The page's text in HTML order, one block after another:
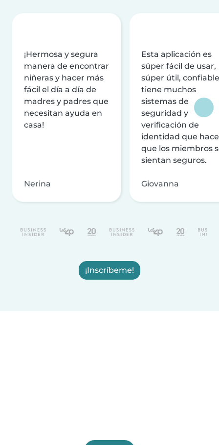
¡Hermosa y segura
manera de encontrar
niñeras y hacer más
fácil el día a día de
madres y padres que
necesitan ayuda en
casa!
Nerina
Esta aplicación es
súper fácil de usar,
súper útil,
tiene muchos
sistemas de
seguridad y
verificación de
identidad que
que los miembros
sientan seguros.
Giovanna
¡Inscríbeme!